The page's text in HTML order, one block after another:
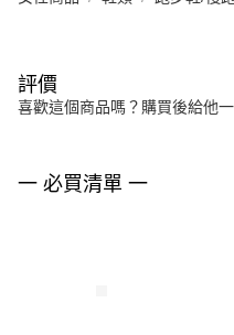
評價
喜歡這個商品嗎？購買後給他
一 必買清單 一